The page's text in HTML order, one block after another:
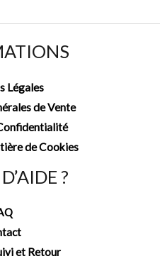
Légales
de Vente
de Cookies
?
et Retour